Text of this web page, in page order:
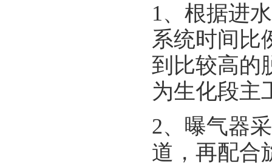
1、根据进
系统时间比
到比较高的
为生化段主
2、曝气器
道，再配合